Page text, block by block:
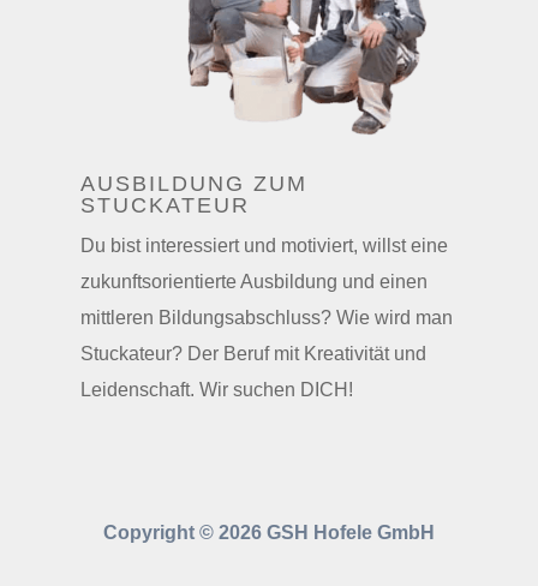
AUSBILDUNG ZUM
STUCKATEUR
Du bist interessiert und motiviert, willst eine
zukunftsorientierte Ausbildung und einen
mittleren Bildungsabschluss? Wie wird man
Stuckateur? Der Beruf mit Kreativität und
Leidenschaft. Wir suchen DICH !
Copyright © 2026 GSH Hofele GmbH